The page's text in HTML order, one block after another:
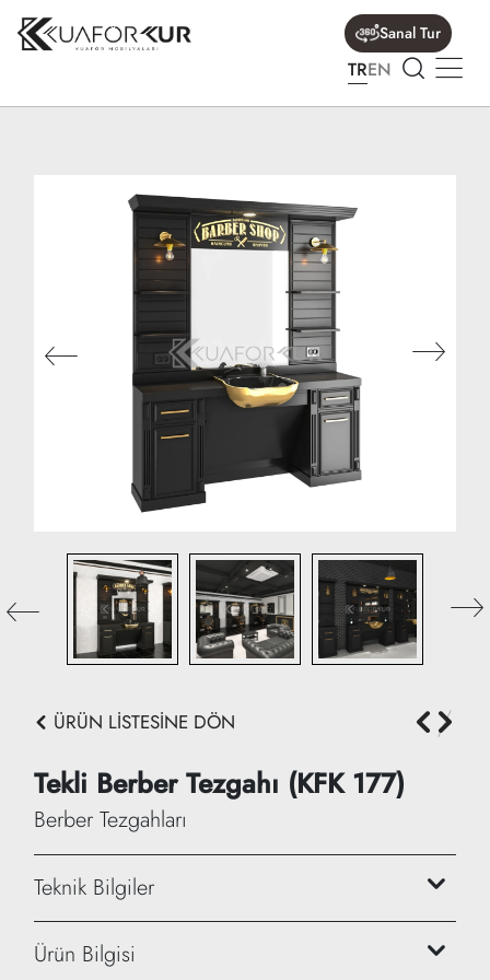
Sanal Tur
TREN
ÜRÜN LİSTESİNE DÖN
Tekli Berber Tezgahı (KFK 177)
Berber Tezgahları
Teknik Bilgiler
Genişlik: 150 cm
Ürün Bilgisi